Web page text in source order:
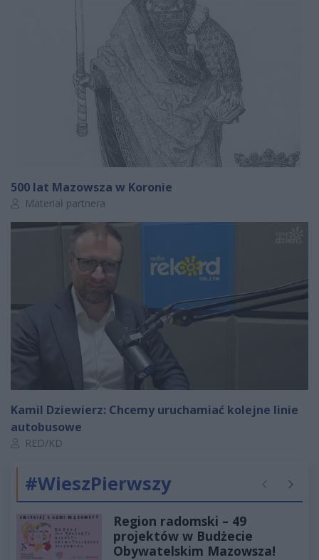
500 lat Mazowsza w Koronie
Autor artykułu:
Materiał partnera
Kamil Dziewierz: Chcemy uruchamiać kolejne linie
autobusowe
Autor artykułu:
RED/KD
#WieszPierwszy Poprzednie
Region radomski – 49
projektów w Budżecie
Obywatelskim Mazowsza!